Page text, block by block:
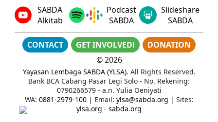
SABDA
Alkitab
Podcast
SABDA
Slideshare
SABDA
CONTACT GET INVOLVED!
DONATION
©2026
Yayasan Lembaga SABDA (YLSA). All Rights Reserved.
Bank BCA Cabang Pasar Legi Solo - No. Rekening:
0790266579 - a.n. Yulia Oeniyati
WA: 0881-2979-100| Email: ylsa@sabda.org | Sites:
ylsa.org - sabda.org